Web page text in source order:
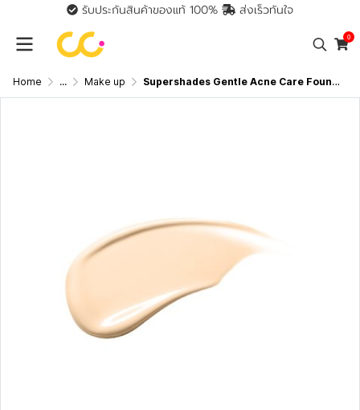
รับประกันสินค้าของแท้ 100% ส่งเร็วทันใจ
0
Home ... Make up Supershades Gentle Acne Care Founwear Cushion (13g) ซุปเปอร์เฉด เจนเทิล แอคเน่ แคร์ ฟาวแวร์ คุชชั่นที่ให้ความบางเบา